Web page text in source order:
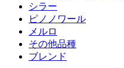
シラー
ピノノワール
メルロ
その他品種
ブレンド